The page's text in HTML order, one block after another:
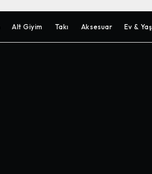
Alt Giyim Takı Aksesuar Ev &